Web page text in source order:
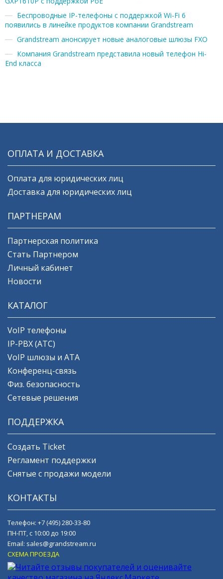
Беспроводные IP-телефоны с поддержкой Wi-Fi 6
появились в линейке продуктов компании Grandstream
Grandstream анонсирует новые аналоговые шлюзы FXO
Компания Grandstream представила новый телефон Hi-
End класса
ОПЛАТА И ДОСТАВКА
Оплата для юридических лиц
Доставка для юридических лиц
ПАРТНЕРАМ
Партнерская политика
Стать Партнером
Личный кабинет
Новости
КАТАЛОГ
VoIP телефоны
IP-PBX (АТС)
VoIP шлюзы и ATA
Конференц-связь
Физ. безопасность
Сетевые решения
ПОДДЕРЖКА
Создать Ticket
Регламент поддержки
Снятые с продажи модели
КОНТАКТЫ
Телефон: +7 (495) 280-33-80
ПН-ПТ, с 10:00 до 19:00
Email: sales@grandstream.ru
СХЕМА ПРОЕЗДА